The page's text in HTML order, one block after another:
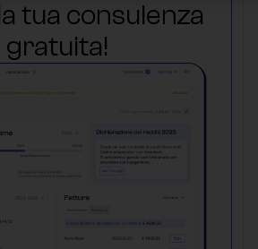
tua consulenza
gratuita!